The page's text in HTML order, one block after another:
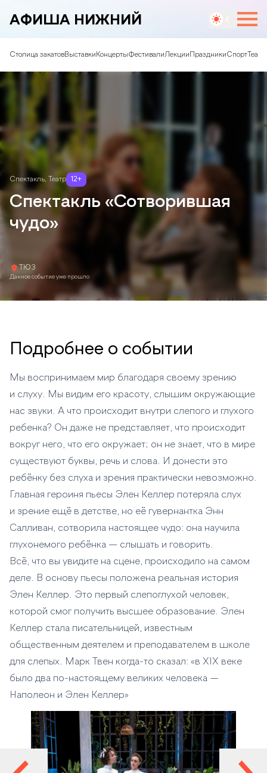
АФИША НИЖНИЙ
Столица закатовВыставкиКонцертыФестивалиЛекции ПраздникиСпорт
Спектакль, Театр 12+
Спектакль «Сотворившая
чудо»
ТЮЗ
Данное событие уже прошло
Подробнее о событии
Мы воспринимаем мир благодаря своему зрению
и слуху. Мы видим его красоту, слышим окружающие
нас звуки. А что происходит внутри слепого и глухого
ребенка? Он даже не представляет, что происходит
вокруг него, что его окружает; он не знает, что в мире
существуют буквы, речь и слова. И донести это
ребёнку без слуха и зрения практически невозможно.
Главная героиня пьесы Элен Келлер потеряла слух
и зрение ещё в детстве, но её гувернантка Энн
Салливан, сотворила настоящее чудо: она научила
глухонемого ребёнка — слышать и говорить.
Всё, что вы увидите на сцене, происходило на самом
деле. В основу пьесы положена реальная история
Элен Келлер. Это первый слепоглухой человек,
которой смог получить высшее образование. Элен
Келлер стала писательницей, известным
общественным деятелем и преподавателем в школе
для слепых. Марк Твен когда-то сказал: «в XIX веке
было два по-настоящему великих человека —
Наполеон и Элен Келлер»